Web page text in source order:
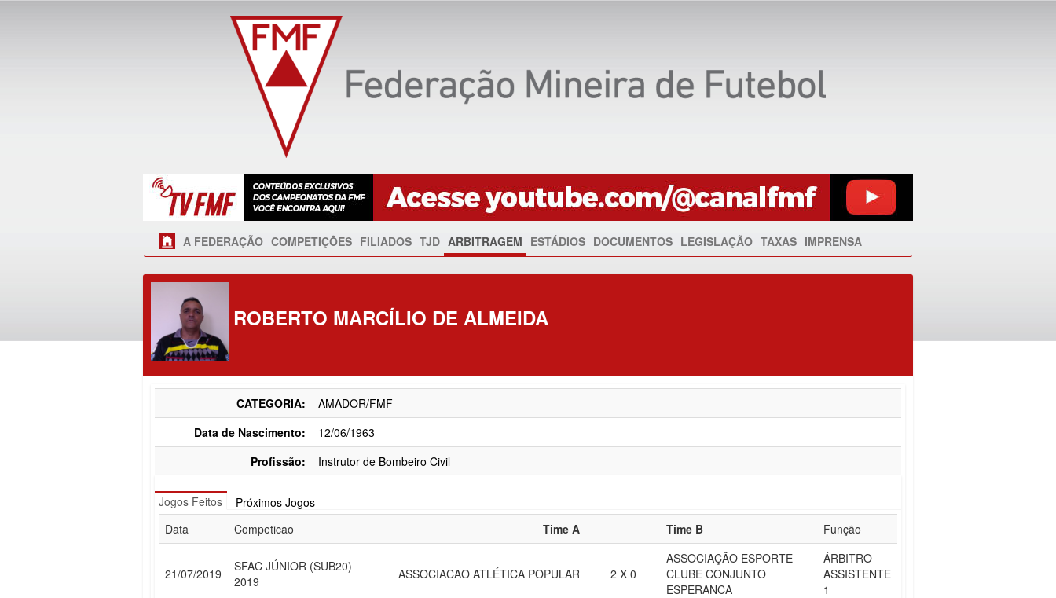
A FEDERAÇÃO COMPETIÇÕES FILIADOS TJD ARBITRAGEM ESTÁDIOS DOCUMENTOS LEGISLAÇÃO TAXAS IMPRENSA
ROBERTO MARCÍLIO DE ALMEIDA
CATEGORIA:
AMADOR/FMF
Data de Nascimento:
12/06/1963
Profissão:
Instrutor de Bombeiro Civil
Jogos Feitos
Próximos Jogos
Data
Competicao Time A Time B Função
21/07/2019
SFAC JÚNIOR (SUB20)
2019
ASSOCIACAO ATLÉTICA POPULAR 2 X 0
ASSOCIAÇÃO ESPORTE
CLUBE CONJUNTO
ESPERANCA
ÁRBITRO
ASSISTENTE
1